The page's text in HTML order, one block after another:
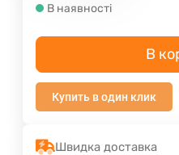
В наявності
В
Купить в один клик
Швидка доставка